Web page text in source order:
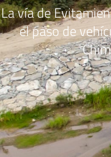
La vía de
el paso de